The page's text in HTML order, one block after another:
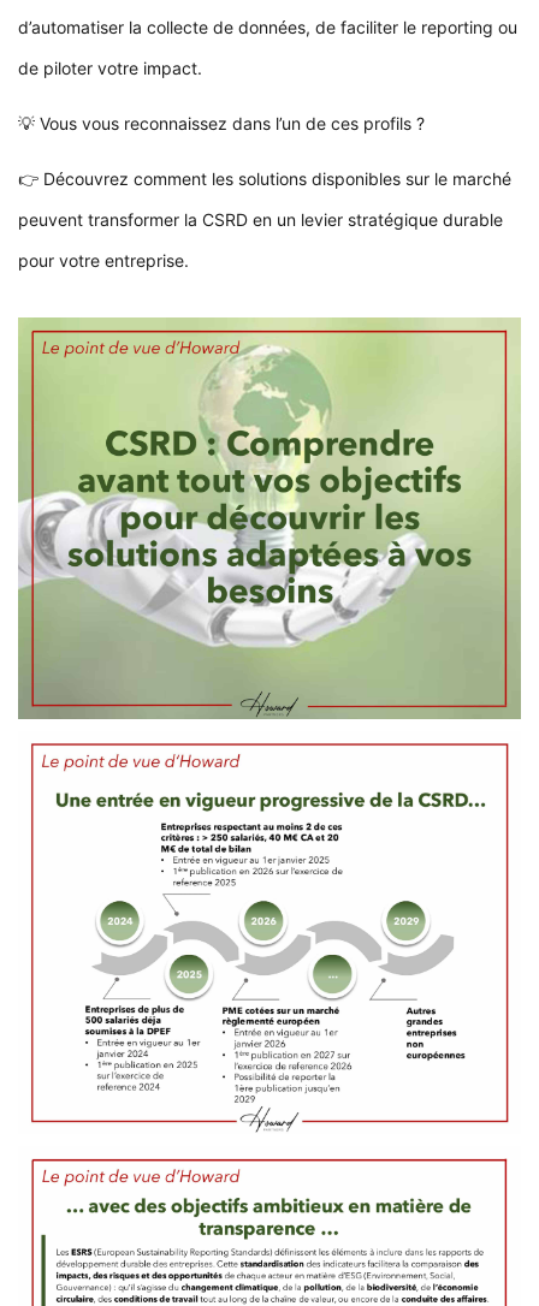
d’automatiser la collecte de données, de faciliter le reporting ou
de piloter votre impact.
💡 Vous vous reconnaissez dans l’un de ces profils ?
👉 Découvrez comment les solutions disponibles sur le marché
peuvent transformer la CSRD en un levier stratégique durable
pour votre entreprise.